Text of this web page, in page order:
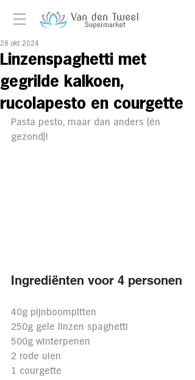
Linzenspaghetti met
gegrilde kalkoen,
rucolapesto en courgette
28 okt 2024
Pasta pesto, maar dan anders (én
gezond)!
Ingrediënten voor 4 personen
40g pijnboompitten
250g gele linzen spaghetti
500g winterpenen
2 rode uien
1 courgette